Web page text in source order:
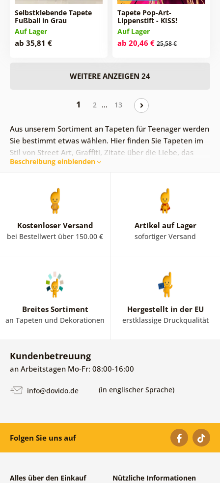
Selbstklebende Tapete
Fußball in Grau
Auf Lager
ab 35,81 €
Tapete Pop-Art-
Lippenstift - KISS!
Auf Lager
ab 20,46 € 25,58 €
WEITERE ANZEIGEN 24
1 2 … 13
Aus unserem Sortiment an Tapeten für Teenager werden
Sie bestimmt etwas wählen. Hier finden Sie Tapeten im
Stil von Street Art, Graffiti, Zitate über die Liebe, das
Leben, Motivationszitate oder verschiedene
Beschreibung einblenden
Kostenloser Versand
bei Bestellwert über 150.00 €
Artikel auf Lager
sofortiger Versand
Breites Sortiment
an Tapeten und Dekorationen
Hergestellt in der EU
erstklassige Druckqualität
Kundenbetreuung
an Arbeitstagen Mo-Fr: 08:00-16:00
info@dovido.de (in englischer Sprache)
Folgen Sie uns auf
Alles über den Einkauf Nützliche Informationen